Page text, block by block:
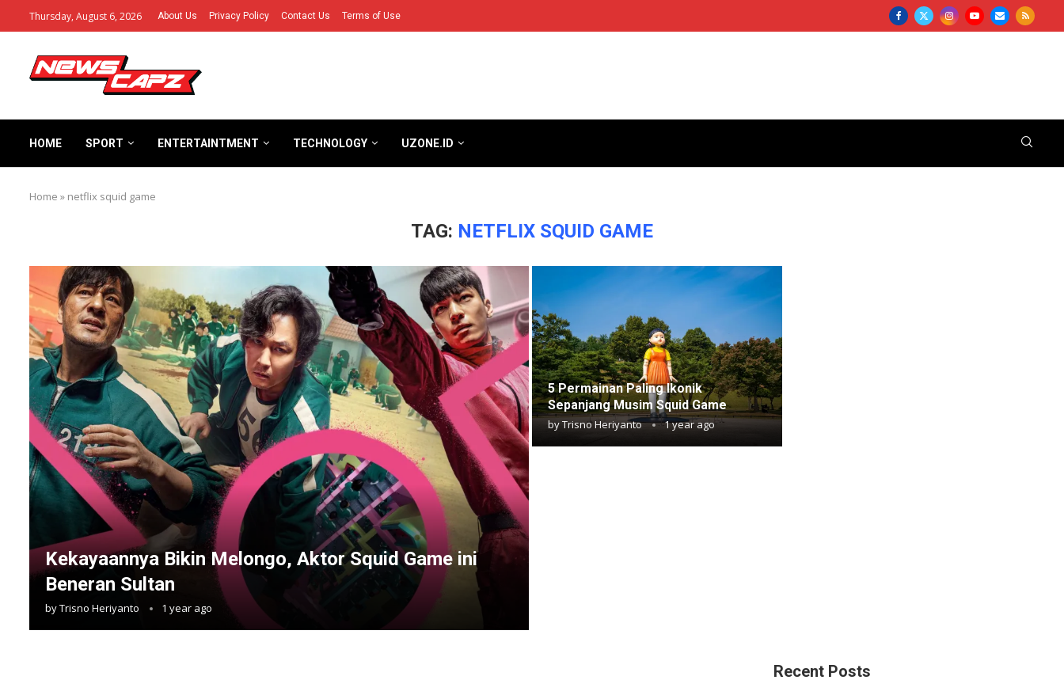
Thursday, August 6, 2026 About Us Privacy Policy Contact Us Terms of Use
HOME SPORT ENTERTAINTMENT TECHNOLOGY UZONE.ID
Home » netflix squid game
TAG: NETFLIX SQUID GAME
Kekayaannya Bikin Melongo, Aktor Squid Game ini
Beneran Sultan
byTrisno Heriyanto 1 year ago
5 Permainan Paling Ikonik
Sepanjang Musim Squid Game
byTrisno Heriyanto 1 year ago
Recent Posts